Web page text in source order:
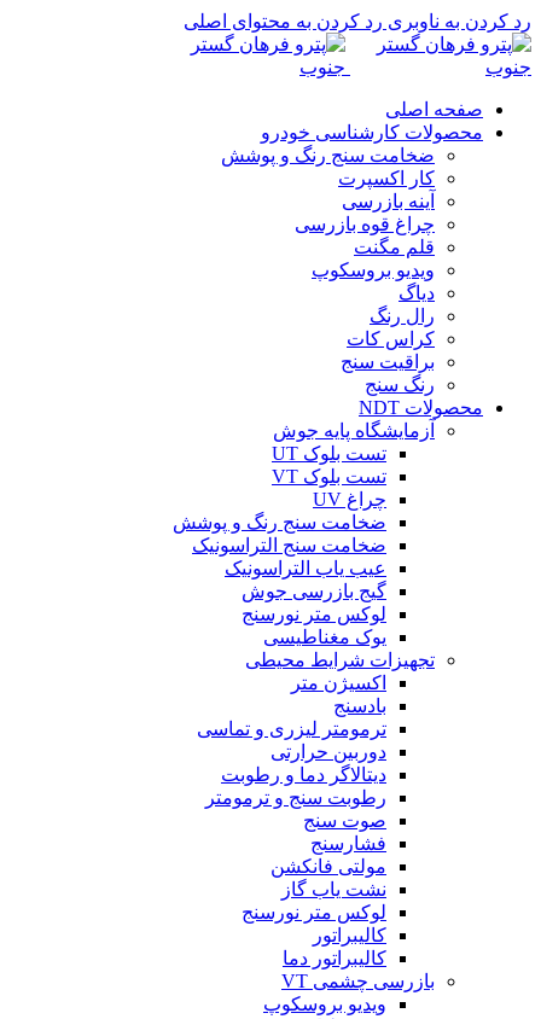
رد کردن به ناوبری رد کردن به محتوای اصلی
صفحه اصلی
محصولات کارشناسی خودرو
ضخامت سنج رنگ و پوشش
کار اکسپرت
آینه بازرسی
چراغ قوه بازرسی
قلم مگنت
ویدیو بروسکوپ
دیاگ
رال رنگ
کراس کات
براقیت سنج
رنگ سنج
محصولات NDT
آزمایشگاه پایه جوش
تست بلوک UT
تست بلوک VT
چراغ UV
ضخامت سنج رنگ و پوشش
ضخامت سنج التراسونیک
عیب یاب التراسونیک
گیج بازرسی جوش
لوکس متر نورسنج
یوک مغناطیسی
تجهیزات شرایط محیطی
اکسیژن متر
بادسنج
ترمومتر لیزری و تماسی
دوربین حرارتی
دیتالاگر دما و رطوبت
رطوبت سنج و ترمومتر
صوت سنج
فشارسنج
مولتی فانکشن
نشت یاب گاز
لوکس متر نورسنج
کالیبراتور
کالیبراتور دما
بازرسی چشمی VT
ویدیو بروسکوپ